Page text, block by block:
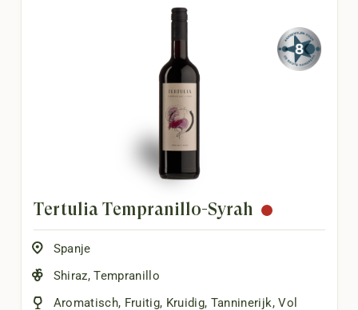
Tertulia Tempranillo-Syrah
Spanje
Shiraz,Tempranillo
Aromatisch, Fruitig, Kruidig, Tanninerijk,Vol